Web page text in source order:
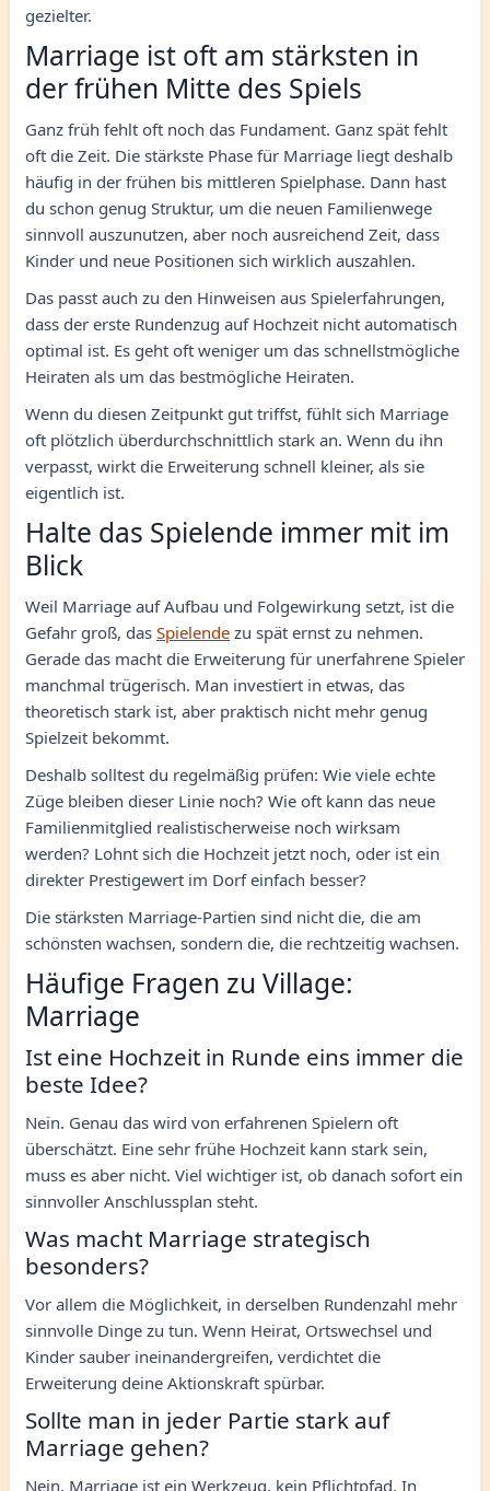
gezielter.
Marriage ist oft am stärksten in
der frühen Mitte des Spiels
Ganz früh fehlt oft noch das Fundament. Ganz spät fehlt
oft die Zeit. Die stärkste Phase für Marriage liegt deshalb
häufig in der frühen bis mittleren Spielphase. Dann hast
du schon genug Struktur, um die neuen Familienwege
sinnvoll auszunutzen, aber noch ausreichend Zeit, dass
Kinder und neue Positionen sich wirklich auszahlen.
Das passt auch zu den Hinweisen aus Spielerfahrungen,
dass der erste Rundenzug auf Hochzeit nicht automatisch
optimal ist. Es geht oft weniger um das schnellstmögliche
Heiraten als um das bestmögliche Heiraten.
Wenn du diesen Zeitpunkt gut triffst, fühlt sich Marriage
oft plötzlich überdurchschnittlich stark an. Wenn du ihn
verpasst, wirkt die Erweiterung schnell kleiner, als sie
eigentlich ist.
Halte das Spielende immer mit im
Blick
Weil Marriage auf Aufbau und Folgewirkung setzt, ist die
Gefahr groß, das Spielende zu spät ernst zu nehmen.
Gerade das macht die Erweiterung für unerfahrene Spieler
manchmal trügerisch. Man investiert in etwas, das
theoretisch stark ist, aber praktisch nicht mehr genug
Spielzeit bekommt.
Deshalb solltest du regelmäßig prüfen: Wie viele echte
Züge bleiben dieser Linie noch? Wie oft kann das neue
Familienmitglied realistischerweise noch wirksam
werden? Lohnt sich die Hochzeit jetzt noch, oder ist ein
direkter Prestigewert im Dorf einfach besser?
Die stärksten Marriage-Partien sind nicht die, die am
schönsten wachsen, sondern die, die rechtzeitig wachsen.
Häufige Fragen zu Village:
Marriage
Ist eine Hochzeit in Runde eins immer die
beste Idee?
Nein. Genau das wird von erfahrenen Spielern oft
überschätzt. Eine sehr frühe Hochzeit kann stark sein,
muss es aber nicht. Viel wichtiger ist, ob danach sofort ein
sinnvoller Anschlussplan steht.
Was macht Marriage strategisch
besonders?
Vor allem die Möglichkeit, in derselben Rundenzahl mehr
sinnvolle Dinge zu tun. Wenn Heirat, Ortswechsel und
Kinder sauber ineinandergreifen, verdichtet die
Erweiterung deine Aktionskraft spürbar.
Sollte man in jeder Partie stark auf
Marriage gehen?
Nein. Marriage ist ein Werkzeug, kein Pflichtpfad. In